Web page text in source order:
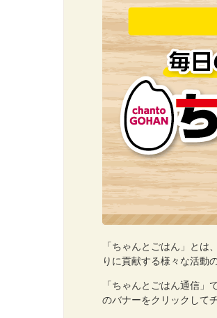
「ちゃんとごはん」 とは
りに貢献する様々な活動
「ちゃんとごはん通信」
のバナーをクリックして